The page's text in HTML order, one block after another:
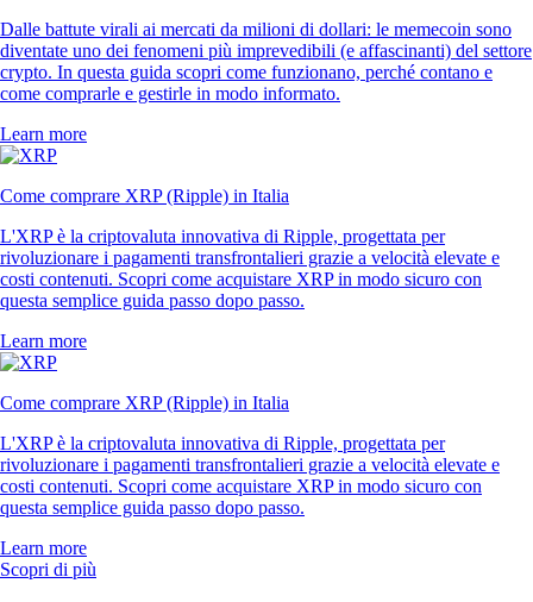
Dalle battute virali ai mercati da milioni di dollari: le memecoin sono
diventate uno dei fenomeni più imprevedibili (e affascinanti) del settore
crypto. In questa guida scopri come funzionano, perché contano e
come comprarle e gestirle in modo informato.
Learn more
Come comprare XRP (Ripple) in Italia
L'XRP è la criptovaluta innovativa di Ripple, progettata per
rivoluzionare i pagamenti transfrontalieri grazie a velocità elevate e
costi contenuti. Scopri come acquistare XRP in modo sicuro con
questa semplice guida passo dopo passo.
Learn more
Come comprare XRP (Ripple) in Italia
L'XRP è la criptovaluta innovativa di Ripple, progettata per
rivoluzionare i pagamenti transfrontalieri grazie a velocità elevate e
costi contenuti. Scopri come acquistare XRP in modo sicuro con
questa semplice guida passo dopo passo.
Learn more
Scopri di più